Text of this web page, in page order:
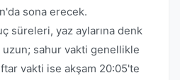
sona erecek.
süreleri, yaz aylarına denk
sahur vakti genellikle
vakti ise akşam 20:05'te